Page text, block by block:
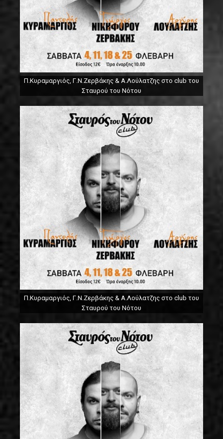
Π.Κυραμαργιός, Γ.Ν.Ζερβάκης & Α.Λούλατζης στο club του
Σταυρού του Νότου
Π.Κυραμαργιός, Γ.Ν.Ζερβάκης & Α.Λούλατζης στο club του
Σταυρού του Νότου